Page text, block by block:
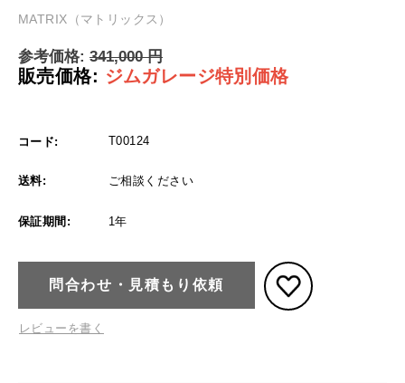
MATRIX（マトリックス）
参考価格: 341,000 円
販売価格: ジムガレージ特別価格
コード: T00124
送料: ご相談ください
保証期間: 1年
問合わせ・見積もり依頼
レビューを書く